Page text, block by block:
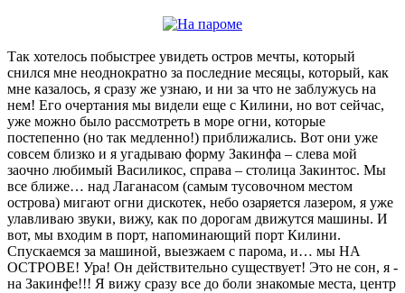
Так хотелось побыстрее увидеть остров мечты, который
снился мне неоднократно за последние месяцы, который, как
мне казалось, я сразу же узнаю, и ни за что не заблужусь на
нем! Его очертания мы видели еще с Килини, но вот сейчас,
уже можно было рассмотреть в море огни, которые
постепенно (но так медленно!) приближались. Вот они уже
совсем близко и я угадываю форму Закинфа – слева мой
заочно любимый Василикос, справа – столица Закинтос. Мы
все ближе… над Лаганасом (самым тусовочном местом
острова) мигают огни дискотек, небо озаряется лазером, я уже
улавливаю звуки, вижу, как по дорогам движутся машины. И
вот, мы входим в порт, напоминающий порт Килини.
Спускаемся за машиной, выезжаем с парома, и… мы НА
ОСТРОВЕ! Ура! Он действительно существует! Это не сон, я -
на Закинфе!!! Я вижу сразу все до боли знакомые места, центр